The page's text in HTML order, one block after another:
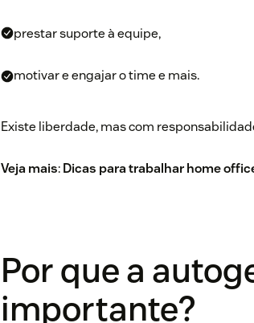
prestar suporte à equipe,
motivar e engajar o time e mais.
Existe liberdade, mas com
Veja mais:Dicas para trabalhar home
Por que a
importante?